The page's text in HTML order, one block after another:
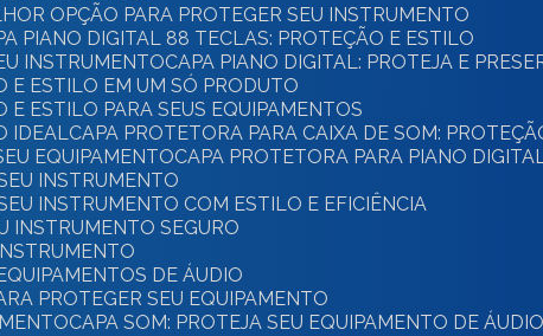
OPÇÃO PARA PROTEGER SEU INSTRUMENTO
PIANO DIGITAL 88 TECLAS: PROTEÇÃO E ESTILO
INSTRUMENTO
CAPA PIANO DIGITAL: PROTEJA E
E ESTILO EM UM SÓ PRODUTO
E ESTILO PARA SEUS EQUIPAMENTOS
IDEAL CAPA PROTETORA PARA CAIXA DE SOM:
EQUIPAMENTO
CAPA PROTETORA PARA PIANO
INSTRUMENTO
INSTRUMENTO COM ESTILO E EFICIÊNCIA
INSTRUMENTO SEGURO
DE ÁUDIO
PROTEGER SEU EQUIPAMENTO
CAPA SOM: PROTEJA SEU EQUIPAMENTO DE ÁUDIO